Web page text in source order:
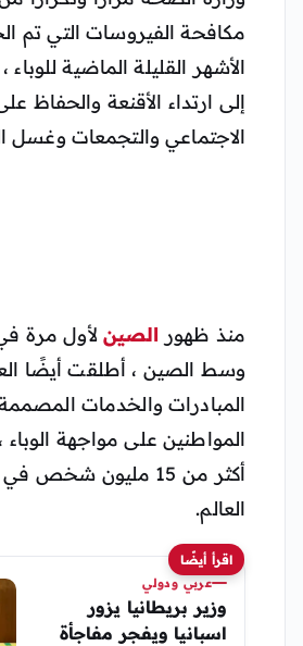
مكافحة الفيروسات التي تم
الأشهر القليلة الماضية
إلى ارتداء الأقنعة والحفاظ
الاجتماعي والتجمعات وغسل
منذ ظهور الصينلأول مرة
وسط الصين ، أطلقت أيضًا
المبادرات والخدمات
المواطنين على مواجهة الوباء
أكثر من 15 مليون شخص
العالم.
اقرأ أيضًا
عربي ودولي
وزير بريطانيا يزور
اسبانيا ويفجر مفاجأة